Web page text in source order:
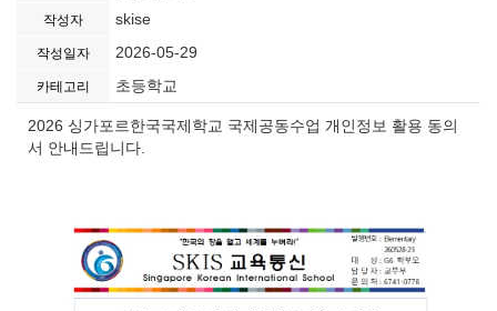
작성자 skise
작성일자 2026-05-29
카테고리 초등학교
2026 싱가포르한국국제학교 국제공동수업 개인정보 활용 동의
서 안내드립니다.